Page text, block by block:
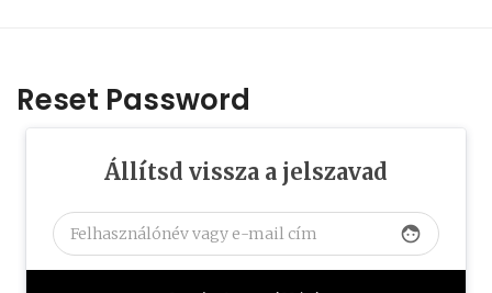
Reset Password
Állítsd vissza a jelszavad
face